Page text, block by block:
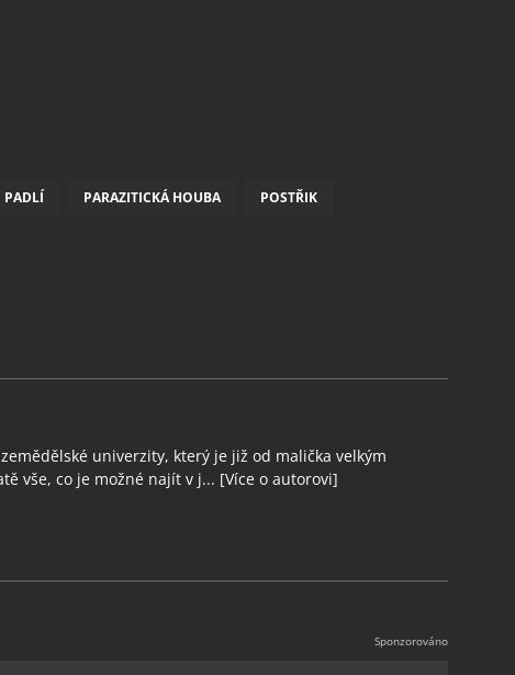
PADLÍ PARAZITICKÁ HOUBA POSTŘIK
univerzity, který je již od malička velkým
vše, co je možné najít v j... [Více o autorovi]